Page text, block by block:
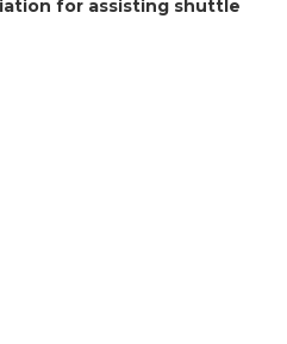
for assisting shuttle